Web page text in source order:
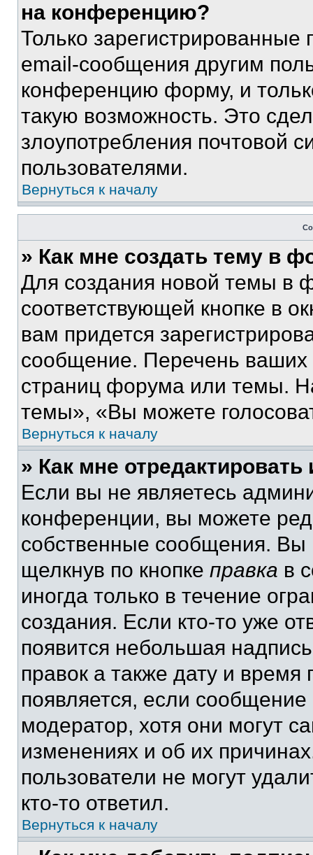
на конференцию?
Только зарегистрированные
email-сообщения другим
конференцию форму, и
такую возможность. Это
злоупотребления почтовой
пользователями.
Вернуться к началу
» Как мне создать тему в
Для создания новой темы в
соответствующей кнопке в
вам придется
сообщение. Перечень ваших
страниц форума или темы.
темы», «Вы можете
Вернуться к началу
» Как мне
Если вы не являетесь
конференции, вы можете
собственные сообщения. Вы
щелкнув по кнопке правка в
иногда только в течение
создания. Если кто-то уже
появится небольшая
правок а также дату и
появляется, если
модератор, хотя они могут
изменениях и об их
пользователи не могут
кто-то ответил.
Вернуться к началу